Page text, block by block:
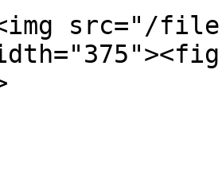
src="/